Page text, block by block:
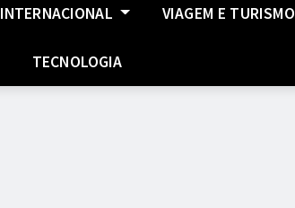
INTERNACIONAL VIAGEM E TURISMO
TECNOLOGIA